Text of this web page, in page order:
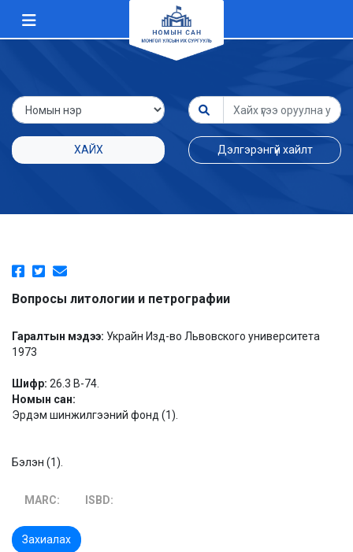
ХАЙХ Дэлгэрэнгүй хайлт
Вопросы литологии и петрографии
Гаралтын мэдээ: Украйн Изд-во Львовского университета
1973
Шифр: 26.3 В-74.
Номын сан:
Эрдэм шинжилгээний фонд (1).
Бэлэн (1).
MARC: ISBD:
Захиалах